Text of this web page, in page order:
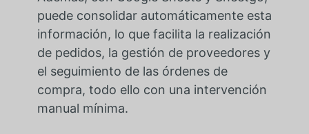
puede consolidar automáticamente esta
información, lo que facilita la realización
de pedidos, la gestión de proveedores y
el seguimiento de las órdenes de
compra, todo ello con una intervención
manual mínima.